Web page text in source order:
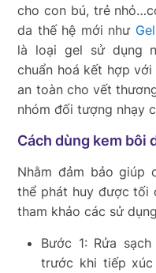
cho con bú, trẻ
da thế hệ mới như
là loại gel sử dụng
chuẩn hoá kết hợp
an toàn cho vết
nhóm đối tượng nhạy
Cách dùng kem bôi
Nhằm đảm bảo giúp
thể phát huy được tối
tham khảo các sử
Bước 1: Rửa
trước khi tiếp